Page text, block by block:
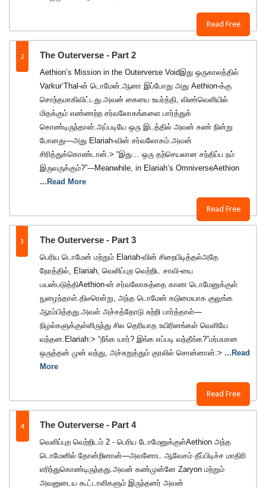
Read Free
2 The Outerverse - Part 2
Read Free
Aethion’s Mission in the Outerverse Voidஇது ஒருகாலத்தில்
Varkur’Thal-ன் டொமேன்.ஆனா இப்போது அது Aethion-க்கு
சொந்தமாகிவிட்டது.அவன் கையை உயர்த்தி, விண்வெளியில்
மிதக்கும் எண்ணற்ற சர்வலோகங்களை பார்த்துக்
கொண்டிருந்தான்.அப்படியே ஒரு இடத்தில் அவன் கண் நின்று
போனது—அது Elariah-வின் சர்வலோகம்.அவன்
சிரித்துக்கொண்டான்.> “இது… ஒரு தற்செயலான சந்திப்ப நம்
இருவருக்கும்?”---Meanwhile, in Elariah’s OmniverseAethion
...Read More
3 The Outerverse - Part 3
Read Free
பெரிய டொமேன் மற்றும் Elariah-வின் சிறைபிடித்தல்அதே
நேரத்தில், Elariah, வெளிப்புற வெற்றிட சாவி-யை
பயன்படுத்திAethion-ன் சர்வலோகத்தை காண டொமேனுக்குள்
நுழைந்தாள்.திடீரென்று, அந்த டொமேன் கடுமையாக குலுங்க
ஆரம்பித்தது.அவள் அச்சத்தோடு சுற்றி பார்த்தாள்—
நிழல்களுக்குள்ளிருந்து சில தெரியாத உயிரினங்கள் வெளியே
வந்தன.Elariah:> “நீங்க யார்? இங்க எப்படி வந்தீங்க?”மர்மமான
ஒருத்தன் முன் வந்து, அச்சுறுத்தும் குரலில் சொன்னான்:> ...Read
More
4 The Outerverse - Part 4
வெளிப்புற வெற்றிடம் 2 - பெரிய டோமேனுக்குள்Aethion அந்த
டொமேனில் தோன்றினான்—அவனோட ஆவேசம் தீப்பிடிச்ச மாதிரி
எரிந்துகொண்டிருந்தது.அவன் கண்முன்னே Zaryon மற்றும்
அவனுடைய கூட்டாளிகளும் இருந்தனர் அவன்